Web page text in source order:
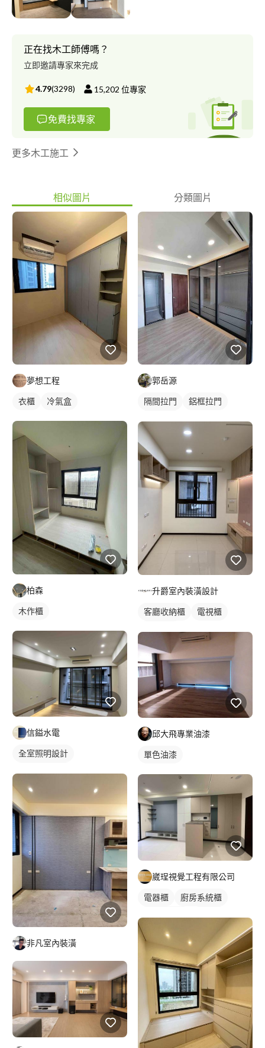
再進而報價 本公司南北部皆有服務 需要本公司服務可與我聯絡 名
片在照片中或logo有聯絡電話
正在找木工師傅嗎？
立即邀請專家來完成
4.79(3298) 15,202 位專家
免費找專家
更多木工施工
相似圖片 分類圖片
夢想工程
衣櫃 冷氣盒
柏森
木作櫃
信鎰水電
全室照明設計
非凡室內裝潢
郭岳源
隔間拉門
鋁框拉門
升爵室內裝潢設計
客廳收納櫃
電視櫃
邱大飛專業油漆
單色油漆
崴珵視覺工程有限公司
電器櫃
廚房系統櫃